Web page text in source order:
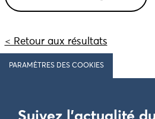
< Retour aux résultats
PARAMÈTRES DES COOKIES